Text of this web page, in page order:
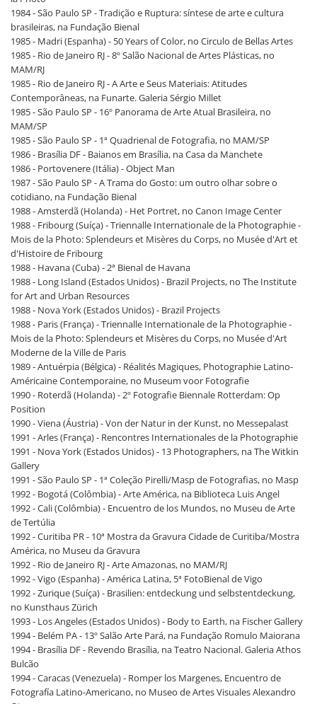
1984 - São Paulo SP - Tradição e Ruptura: síntese de arte e cultura
brasileiras, na Fundação Bienal
1985 - Madri (Espanha) - 50 Years of Color, no Circulo de Bellas Artes
1985 - Rio de Janeiro RJ - 8º Salão Nacional de Artes Plásticas, no
MAM/RJ
1985 - Rio de Janeiro RJ - A Arte e Seus Materiais: Atitudes
Contemporâneas, na Funarte. Galeria Sérgio Millet
1985 - São Paulo SP - 16º Panorama de Arte Atual Brasileira, no
MAM/SP
1985 - São Paulo SP - 1ª Quadrienal de Fotografia, no MAM/SP
1986 - Brasília DF - Baianos em Brasília, na Casa da Manchete
1986 - Portovenere (Itália) - Object Man
1987 - São Paulo SP - A Trama do Gosto: um outro olhar sobre o
cotidiano, na Fundação Bienal
1988 - Amsterdã (Holanda) - Het Portret, no Canon Image Center
1988 - Fribourg (Suíça) - Triennalle Internationale de la Photographie -
Mois de la Photo: Splendeurs et Misères du Corps, no Musée d'Art et
d'Histoire de Fribourg
1988 - Havana (Cuba) - 2ª Bienal de Havana
1988 - Long Island (Estados Unidos) - Brazil Projects, no The Institute
for Art and Urban Resources
1988 - Nova York (Estados Unidos) - Brazil Projects
1988 - Paris (França) - Triennalle Internationale de la Photographie -
Mois de la Photo: Splendeurs et Misères du Corps, no Musée d'Art
Moderne de la Ville de Paris
1989 - Antuérpia (Bélgica) - Réalités Magiques, Photographie Latino-
Américaine Contemporaine, no Museum voor Fotografie
1990 - Roterdã (Holanda) - 2º Fotografie Biennale Rotterdam: Op
Position
1990 - Viena (Áustria) - Von der Natur in der Kunst, no Messepalast
1991 - Arles (França) - Rencontres Internationales de la Photographie
1991 - Nova York (Estados Unidos) - 13 Photographers, na The Witkin
Gallery
1991 - São Paulo SP - 1ª Coleção Pirelli/Masp de Fotografias, no Masp
1992 - Bogotá (Colômbia) - Arte América, na Biblioteca Luis Angel
1992 - Cali (Colômbia) - Encuentro de los Mundos, no Museu de Arte
de Tertúlia
1992 - Curitiba PR - 10ª Mostra da Gravura Cidade de Curitiba/Mostra
América, no Museu da Gravura
1992 - Rio de Janeiro RJ - Arte Amazonas, no MAM/RJ
1992 - Vigo (Espanha) - América Latina, 5ª FotoBienal de Vigo
1992 - Zurique (Suíça) - Brasilien: entdeckung und selbstentdeckung,
no Kunsthaus Zürich
1993 - Los Angeles (Estados Unidos) - Body to Earth, na Fischer Gallery
1994 - Belém PA - 13º Salão Arte Pará, na Fundação Romulo Maiorana
1994 - Brasília DF - Revendo Brasília, na Teatro Nacional. Galeria Athos
Bulcão
1994 - Caracas (Venezuela) - Romper los Margenes, Encuentro de
Fotografía Latino-Americano, no Museo de Artes Visuales Alexandro